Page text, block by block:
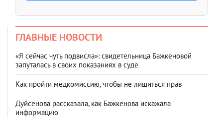
ГЛАВНЫЕ НОВОСТИ
«Я сейчас чуть подвисла»: свидетельница Бажкеновой
запуталась в своих показаниях в суде
Как пройти медкомиссию, чтобы не лишиться прав
Дуйсенова рассказала, как Бажкенова искажала
информацию